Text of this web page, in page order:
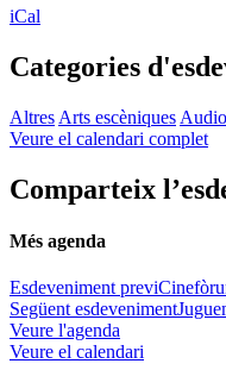
iCal
Categories
Altres Arts escèniques
Veure el calendari complet
Comparteix
Més agenda
Esdeveniment previ
Següent esdeveniment
Veure l'agenda
Veure el calendari